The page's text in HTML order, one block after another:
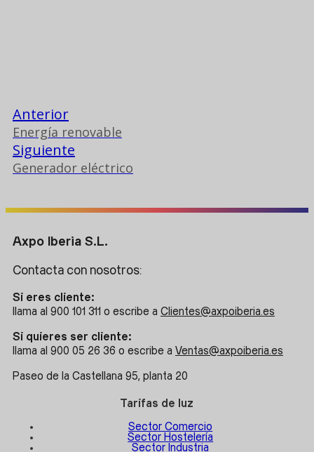
Anterior
Energía renovable
Siguiente
Generador eléctrico
Axpo Iberia S.L.
Contacta con nosotros:
Si eres cliente:
llama al 900 101 311 o escribe a Clientes@axpoiberia.es
Si quieres ser cliente:
llama al 900 05 26 36 o escribe a Ventas@axpoiberia.es
Paseo de la Castellana 95, planta 20
Tarifas de luz
Sector Comercio
Sector Hostelería
Sector Industria